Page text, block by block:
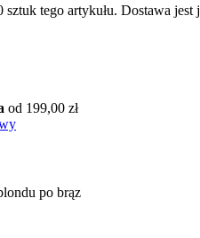
tego artykułu. Dostawa
od 199,00 zł
po brąz